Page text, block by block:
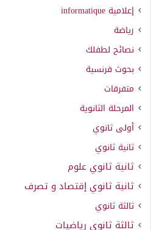
إعلامية informatique
رياضة
نصائح لطفلك
بحوث فرنسية
متفرقات
المرحلة الثانوية
أولى ثانوي
ثانية ثانوي
ثانية ثانوي علوم
ثانية ثانوي إقتصاد و تصرف
ثالثة ثانوي
ثالثة ثانوي رياضيات